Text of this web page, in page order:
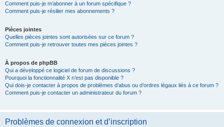
Comment puis-je m’abonner à un forum spécifique ?
Comment puis-je résilier mes abonnements ?
Pièces jointes
Quelles pièces jointes sont autorisées sur ce forum ?
Comment puis-je retrouver toutes mes pièces jointes ?
À propos de phpBB
Qui a développé ce logiciel de forum de discussions ?
Pourquoi la fonctionnalité X n’est pas disponible ?
Qui dois-je contacter à propos de problèmes d’abus ou d’ordres légaux liés à ce forum ?
Comment puis-je contacter un administrateur du forum ?
Problèmes de connexion et d’inscription